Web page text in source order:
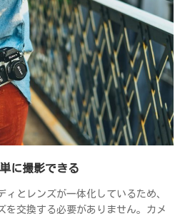
に撮影できる
ィとレンズが一体化しているため、
を交換する必要がありません。カメ